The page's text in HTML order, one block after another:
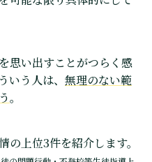
思い出すことがつらく感
いう人は、 無理のない範
。
上位3件を紹介します。